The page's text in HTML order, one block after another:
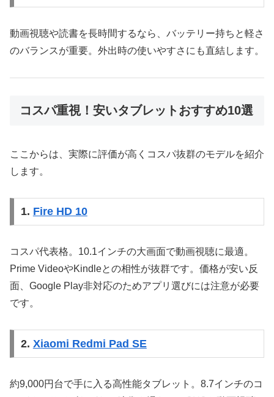
動画視聴や読書を長時間するなら、バッテリー持ちと軽さ
のバランスが重要。外出時の使いやすさにも直結します。
コスパ重視！安いタブレットおすすめ10選
ここからは、実際に評価が高くコスパ抜群のモデルを紹介
します。
1. Fire HD 10
コスパ代表格。10.1インチの大画面で動画視聴に最適。
Prime VideoやKindleとの相性が抜群です。価格が安い反
面、Google Play非対応のためアプリ選びには注意が必要
です。
2. Xiaomi Redmi Pad SE
約9,000円台で手に入る高性能タブレット。8.7インチのコ